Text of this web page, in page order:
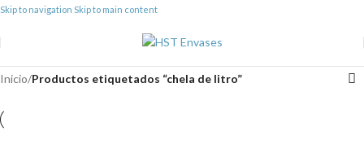
Skip to navigation Skip to main content
Inicio/Productos etiquetados “chela de litro”